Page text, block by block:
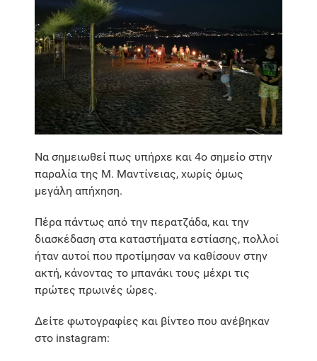
Να σημειωθεί πως υπήρχε και 4ο σημείο στην
παραλία της Μ. Μαντίνειας, χωρίς όμως
μεγάλη απήχηση.
Πέρα πάντως από την περατζάδα, και την
διασκέδαση στα καταστήματα εστίασης, πολλοί
ήταν αυτοί που προτίμησαν να καθίσουν στην
ακτή, κάνοντας το μπανάκι τους μέχρι τις
πρώτες πρωινές ώρες.
Δείτε φωτογραφίες και βίντεο που ανέβηκαν
στο instagram: